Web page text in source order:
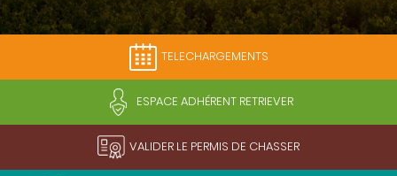
TELECHARGEMENTS
ESPACE ADHÉRENT RETRIEVER
VALIDER LE PERMIS DE CHASSER
Votre adresse email *